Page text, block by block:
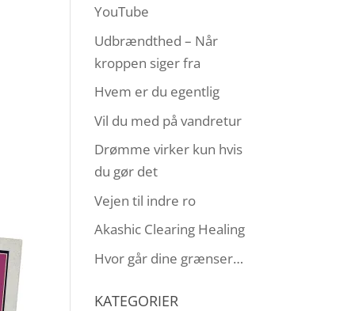
YouTube
Udbrændthed – Når
kroppen siger fra
Hvem er du egentlig
Vil du med på vandretur
Drømme virker kun hvis
du gør det
Vejen til indre ro
Akashic Clearing Healing
Hvor går dine grænser…
KATEGORIER